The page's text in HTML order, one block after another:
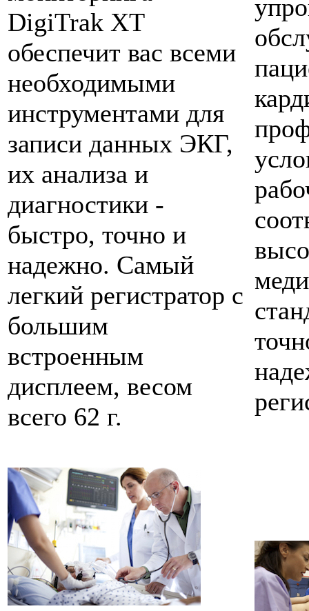
DigiTrak XT
обеспечит вас всеми
необходимыми
инструментами для
записи данных ЭКГ,
их анализа и
диагностики -
быстро, точно и
надежно. Самый
легкий регистратор с
большим
встроенным
дисплеем, весом
всего 62 г.